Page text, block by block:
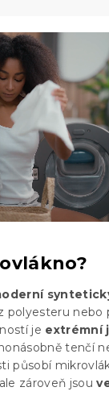
polyesteru nebo
je extrémní
tenčí
působí
zároveň jsou